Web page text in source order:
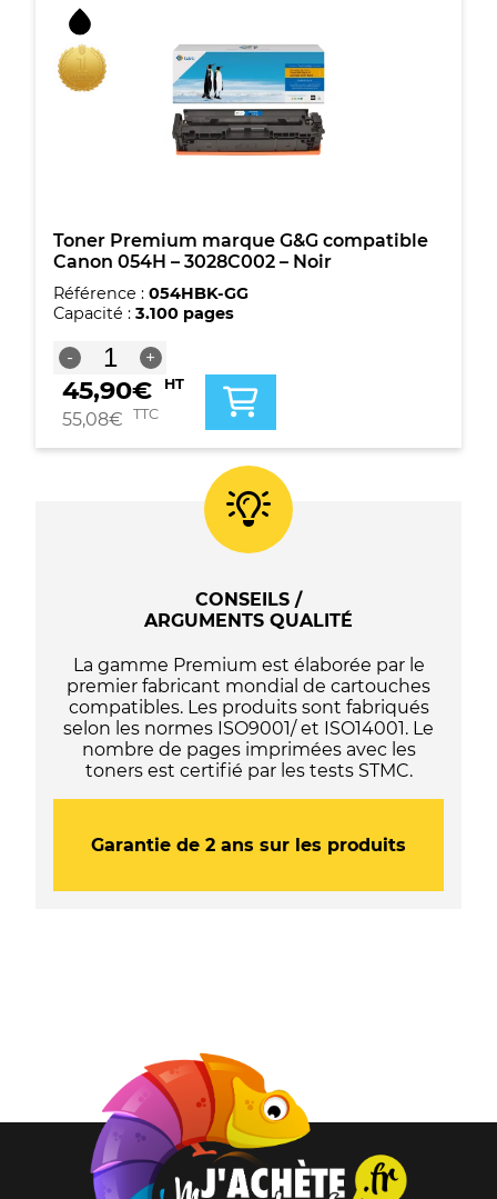
Canon
054H
-
3027C002
Toner Premium marque G&G compatible
Canon 054H – 3028C002 – Noir
Référence : 054HBK-GG
Capacité : 3.100 pages
-
quantité
de
Toner
Premium
G&G
+
45,90€ HT
55,08€ TTC
CONSEILS /
ARGUMENTS QUALITÉ
La gamme Premium est élaborée par le
premier fabricant mondial de cartouches
compatibles. Les produits sont fabriqués
selon les normes ISO9001/ et ISO14001. Le
nombre de pages imprimées avec les
toners est certifié par les tests STMC.
Garantie de 2 ans sur les produits